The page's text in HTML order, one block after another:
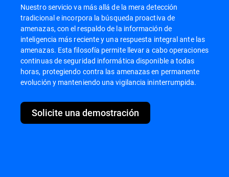
Nuestro servicio va más allá de la mera detección
tradicional e incorpora la búsqueda proactiva de
amenazas, con el respaldo de la información de
inteligencia más reciente y una respuesta integral ante las
amenazas. Esta filosofía permite llevar a cabo operaciones
continuas de seguridad informática disponible a todas
horas, protegiendo contra las amenazas en permanente
evolución y manteniendo una vigilancia ininterrumpida.
Solicite una demostración